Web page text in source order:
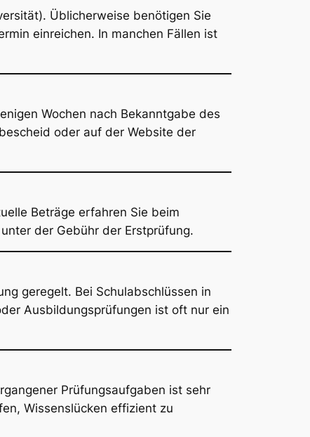
Üblicherweise benötigen Sie
einreichen. In manchen Fällen ist
Wochen nach Bekanntgabe des
oder auf der Website der
Beträge erfahren Sie beim
der Gebühr der Erstprüfung.
geregelt. Bei Schulabschlüssen in
Ausbildungsprüfungen ist oft nur ein
Prüfungsaufgaben ist sehr
Wissenslücken effizient zu